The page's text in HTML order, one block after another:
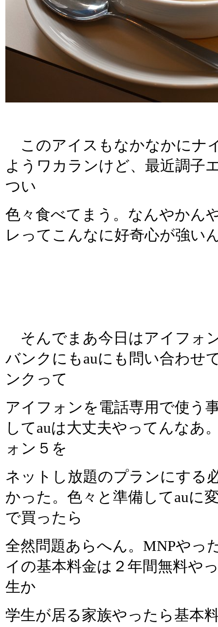
このアイスもなかなかにナ
ようワカランけど、最近調子
つい
色々食べてまう。なんやかん
レってこんなに好奇心が強い
そんでまあ今日はアイフォ
バンクにもauにも問い合わせ
ンクって
アイフォンを電話専用で使う
してauは大丈夫やってんなあ
ォン５を
ネットし放題のプランにする
かった。色々と準備してauに
で買ったら
全然問題あらへん。MNPやっ
イの基本料金は２年間無料や
生か
学生が居る家族やったら基本